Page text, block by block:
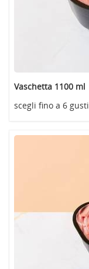
Vaschetta 1100 ml
scegli fino a 6 gusti